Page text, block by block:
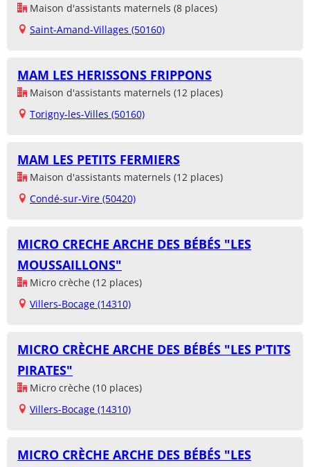
Maison d'assistants maternels (8 places)
Saint-Amand-Villages (50160)
MAM LES HERISSONS FRIPPONS
Maison d'assistants maternels (12 places)
Torigny-les-Villes (50160)
MAM LES PETITS FERMIERS
Maison d'assistants maternels (12 places)
Condé-sur-Vire (50420)
MICRO CRECHE ARCHE DES BÉBÉS "LES
MOUSSAILLONS"
Micro crèche (12 places)
Villers-Bocage (14310)
MICRO CRÈCHE ARCHE DES BÉBÉS "LES P'TITS
PIRATES"
Micro crèche (10 places)
Villers-Bocage (14310)
MICRO CRÈCHE ARCHE DES BÉBÉS "LES